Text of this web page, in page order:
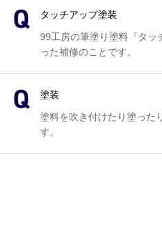
タッチアップ塗装
99工房の筆塗り塗料『タッ
った補修のことです。
塗装
塗料を吹き付けたり塗った
す。